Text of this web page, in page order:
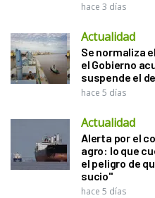
hace 3 días
Actualidad
Se normaliza
el Gobierno
suspende el
hace 5 días
Actualidad
Alerta por el
agro: lo que
el peligro de
sucio"
hace 5 días